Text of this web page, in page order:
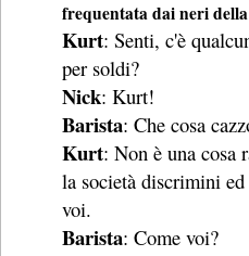
frequentata dai neri
Kurt: Senti, c'è
per soldi?
Nick: Kurt!
Barista: Che cosa
Kurt: Non è una cosa
la società discrimini
voi.
Barista: Come voi?